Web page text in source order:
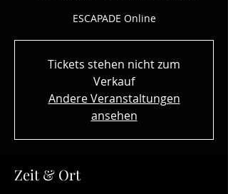
ESCAPADE Online
Tickets stehen nicht zum
Verkauf
Andere Veranstaltungen
ansehen
Zeit & Ort